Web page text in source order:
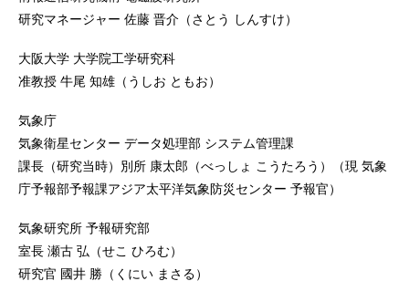
研究マネージャー 佐藤 晋介（さとう しんすけ）
大阪大学 大学院工学研究科
准教授 牛尾 知雄（うしお ともお）
気象庁
気象衛星センター データ処理部 システム管理課
課長（研究当時）別所 康太郎（べっしょ こうたろう）（現 気象
庁予報部予報課アジア太平洋気象防災センター 予報官）
気象研究所 予報研究部
室長 瀬古 弘（せこ ひろむ）
研究官 國井 勝（くにい まさる）